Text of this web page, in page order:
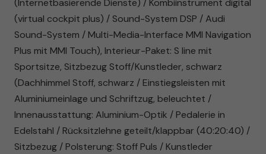
(virtual cockpit plus) / Sound-System DSP / Audi
Sound-System / Multi-Media-Interface MMI Navigation
Plus mit MMI Touch), Interieur-Paket: S line mit
Sportsitze, Sitzbezug Stoff/Kunstleder, schwarz
(Dachhimmel Stoff, schwarz / Einstiegsleisten mit
Aluminiumeinlage und Schriftzug, beleuchtet /
Innenausstattung: Aluminium-Optik / Pedalerie in
Edelstahl / Rücksitzlehne geteilt/klappbar (40:20:40) /
Sitzbezug / Polsterung: Stoff Puls / Kunstleder